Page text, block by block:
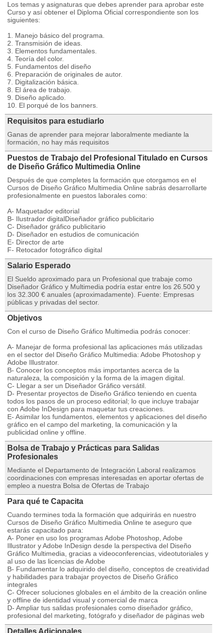
Los temas y asignaturas que debes aprender para aprobar este
Curso y así obtener el Diploma Oficial correspondiente son los
siguientes:
1. Manejo básico del programa.
2. Transmisión de ideas.
3. Elementos fundamentales.
4. Teoría del color.
5. Fundamentos del diseño
6. Preparación de originales de autor.
7. Digitalización básica.
8. El área de trabajo.
9. Diseño aplicado.
10. El porqué de los banners.
Requisitos para estudiarlo
Ganas de aprender para mejorar laboralmente mediante la
formación, no hay más requisitos
Puestos de Trabajo del Profesional Titulado en Cursos
de Diseño Gráfico Multimedia Online
Después de que completes la formación que otorgamos en el
Cursos de Diseño Gráfico Multimedia Online sabrás desarrollarte
profesionalmente en puestos laborales como:
A- Maquetador editorial
B- Ilustrador digitalDiseñador gráfico publicitario
C- Diseñador gráfico publicitario
D- Diseñador en estudios de comunicación
E- Director de arte
F- Retocador fotográfico digital
Salario Esperado
El Sueldo aproximado para un Profesional que trabaje como
Diseñador Gráfico y Multimedia podría estar entre los 26.500 y
los 32.300 € anuales (aproximadamente). Fuente: Empresas
públicas y privadas del sector.
Objetivos
Con el curso de Diseño Gráfico Multimedia podrás conocer:
A- Manejar de forma profesional las aplicaciones más utilizadas
en el sector del Diseño Gráfico Multimedia: Adobe Photoshop y
Adobe Illustrator.
B- Conocer los conceptos más importantes acerca de la
naturaleza, la composición y la forma de la imagen digital.
C- Llegar a ser un Diseñador Gráfico versátil.
D- Presentar proyectos de Diseño Gráfico teniendo en cuenta
todos los pasos de un proceso editorial; lo que incluye trabajar
con Adobe InDesign para maquetar tus creaciones.
E- Asimilar los fundamentos, elementos y aplicaciones del diseño
gráfico en el campo del marketing, la comunicación y la
publicidad online y offline.
Bolsa de Trabajo y Prácticas para Salidas
Profesionales
Mediante el Departamento de Integración Laboral realizamos
coordinaciones con empresas interesadas en aportar ofertas de
empleo a nuestra Bolsa de Ofertas de Trabajo
Para qué te Capacita
Cuando termines toda la formación que adquirirás en nuestro
Cursos de Diseño Gráfico Multimedia Online te aseguro que
estarás capacitado para:
A- Poner en uso los programas Adobe Photoshop, Adobe
Illustrator y Adobe InDesign desde la perspectiva del Diseño
Gráfico Multimedia, gracias a videoconferencias, videotutoriales y
al uso de las licencias de Adobe
B- Fundamentar lo adquirido del diseño, conceptos de creatividad
y habilidades para trabajar proyectos de Diseño Gráfico
integrales
C- Ofrecer soluciones globales en el ámbito de la creación online
y offline de identidad visual y comercial de marca
D- Ampliar tus salidas profesionales como diseñador gráfico,
profesional del marketing, fotógrafo y diseñador de páginas web